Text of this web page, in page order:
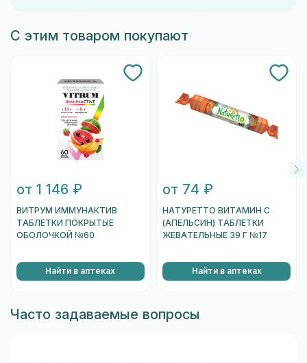
С этим товаром покупают
от 1 146 ₽
ВИТРУМ ИММУНАКТИВ
ТАБЛЕТКИ ПОКРЫТЫЕ
ОБОЛОЧКОЙ №60
Найти в аптеках
от 74 ₽
НАТУРЕТТО ВИТАМИН С
(АПЕЛЬСИН) ТАБЛЕТКИ
ЖЕВАТЕЛЬНЫЕ 39 Г №17
Найти в аптеках
Часто задаваемые вопросы